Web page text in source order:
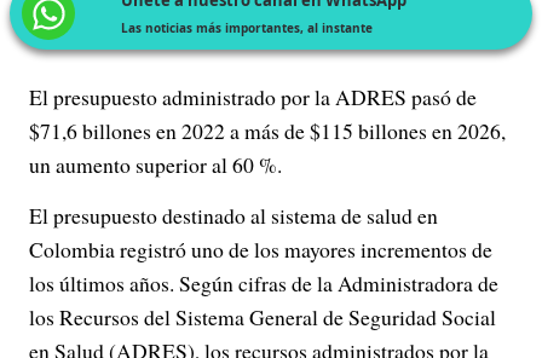
Las noticias más importantes, al instante
El presupuesto administrado por la ADRES pasó de
$71,6 billones en 2022 a más de $115 billones en 2026,
un aumento superior al 60 %.
El presupuesto destinado al sistema de salud en
Colombia registró uno de los mayores incrementos de
los últimos años. Según cifras de la Administradora de
los Recursos del Sistema General de Seguridad Social
en Salud (ADRES), los recursos administrados por la